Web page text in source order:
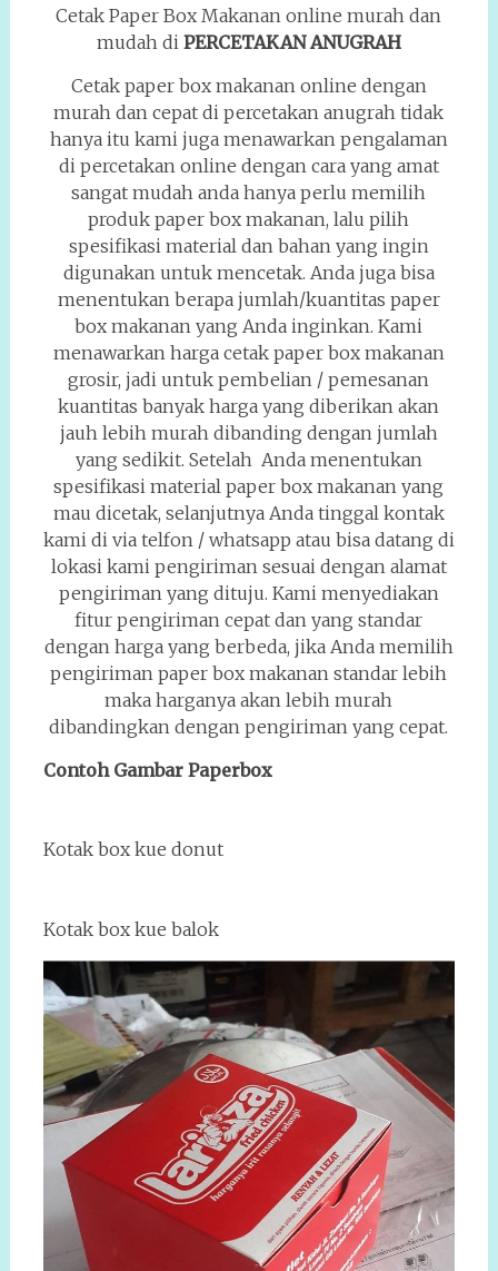
Cetak Paper Box Makanan online murah dan
mudah di PERCETAKAN ANUGRAH
Cetak paper box makanan online dengan
murah dan cepat di percetakan anugrah tidak
hanya itu kami juga menawarkan pengalaman
di percetakan online dengan cara yang amat
sangat mudah anda hanya perlu memilih
produk paper box makanan, lalu pilih
spesifikasi material dan bahan yang ingin
digunakan untuk mencetak. Anda juga bisa
menentukan berapa jumlah/kuantitas paper
box makanan yang Anda inginkan. Kami
menawarkan harga cetak paper box makanan
grosir, jadi untuk pembelian / pemesanan
kuantitas banyak harga yang diberikan akan
jauh lebih murah dibanding dengan jumlah
yang sedikit. Setelah Anda menentukan
spesifikasi material paper box makanan yang
mau dicetak, selanjutnya Anda tinggal kontak
kami di via telfon / whatsapp atau bisa datang di
lokasi kami pengiriman sesuai dengan alamat
pengiriman yang dituju. Kami menyediakan
fitur pengiriman cepat dan yang standar
dengan harga yang berbeda, jika Anda memilih
pengiriman paper box makanan standar lebih
maka harganya akan lebih murah
dibandingkan dengan pengiriman yang cepat.
Contoh Gambar Paperbox
Kotak box kue donut
Kotak box kue balok